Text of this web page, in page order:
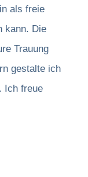
als freie
kann. Die
Trauung
gestalte ich
Ich freue